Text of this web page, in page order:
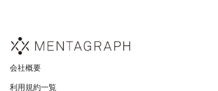
会社概要
利用規約一覧